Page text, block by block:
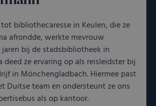
bibliothecaresse in Keulen, die ze
afrondde, werkte mevrouw
jaren bij de stadsbibliotheek in
deed ze ervaring op als reisleidster bij
in Mönchengladbach. Hiermee past
Duitse team en ondersteunt ze ons
als op kantoor.